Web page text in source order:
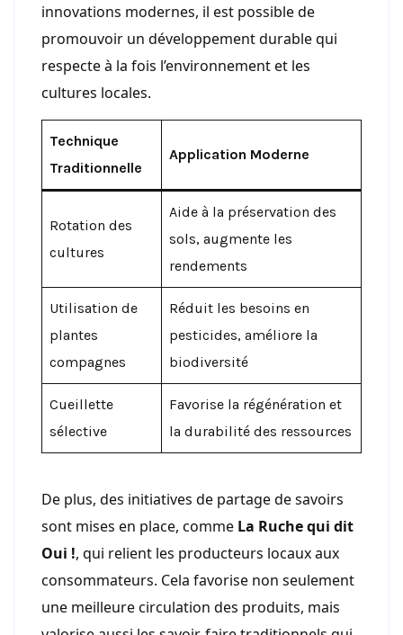
innovations modernes, il est possible de
promouvoir un développement durable qui
respecte à la fois l’environnement et les
cultures locales.
Technique
Traditionnelle
Application Moderne
Rotation des
cultures
Aide à la préservation des
sols, augmente les
rendements
Utilisation de
plantes
compagnes
Réduit les besoins en
pesticides, améliore la
biodiversité
Cueillette
sélective
Favorise la régénération et
la durabilité des ressources
De plus, des initiatives de partage de savoirs
sont mises en place, comme La Ruche qui dit
Oui !, qui relient les producteurs locaux aux
consommateurs. Cela favorise non seulement
une meilleure circulation des produits, mais